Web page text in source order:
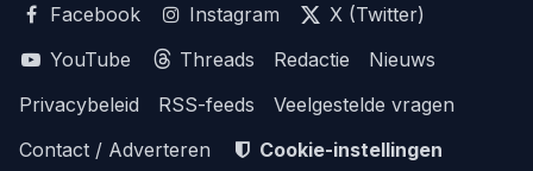
Facebook
Instagram
X (Twitter)
YouTube
Threads Redactie
Nieuws
Privacybeleid
RSS-feeds
Veelgestelde vragen
Contact / Adverteren
Cookie-instellingen